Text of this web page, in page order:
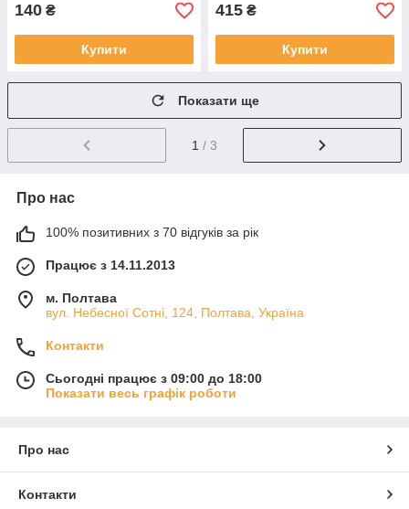
140 ₴
Купити
415 ₴
Купити
Показати ще
1 / 3
Про нас
100% позитивних з 70 відгуків за рік
Працює з 14.11.2013
м. Полтава
вул. Небесної Сотні, 124, Полтава, Україна
Контакти
Сьогодні працює з 09:00 до 18:00
Показати весь графік роботи
Про нас
Контакти